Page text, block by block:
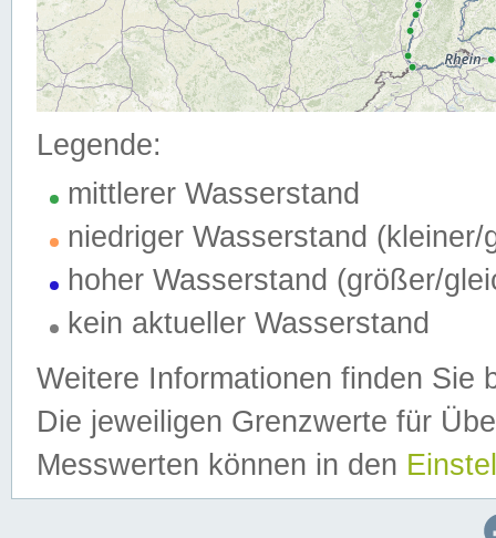
Legende:
mittlerer Wasserstand
niedriger Wasserstand (kleiner/
hoher Wasserstand (größer/
kein aktueller Wasserstand
Weitere Informationen finden Sie
Die jeweiligen Grenzwerte für
Messwerten können in den